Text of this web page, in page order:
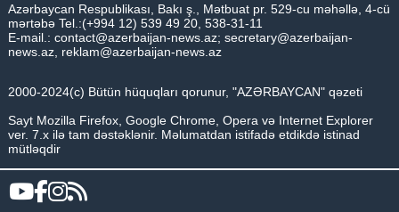
Azərbaycan Respublikası, Bakı ş., Mətbuat pr. 529-cu məhəllə, 4-cü
mərtəbə Tel.:(+994 12) 539 49 20, 538-31-11
E-mail.: contact@azerbaijan-news.az; secretary@azerbaijan-
news.az reklam@azerbaijan-news.az
2000-2024(c) Bütün hüquqları qorunur, "AZƏRBAYCAN" qəzeti
Sayt Mozilla Firefox, Google Chrome, Opera və Internet Explorer
ver. 7.x ilə tam dəstəklənir. Məlumatdan istifadə etdikdə istinad
mütləqdir